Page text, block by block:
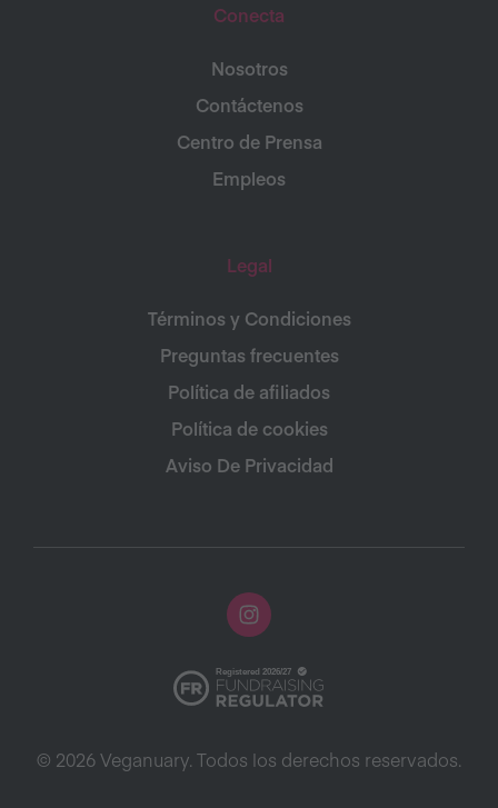
Conecta
Nosotros
Contáctenos
Centro de Prensa
Empleos
Legal
Términos y Condiciones
Preguntas frecuentes
Política de afiliados
Política de cookies
Aviso De Privacidad
© 2026 Veganuary. Todos los derechos reservados.